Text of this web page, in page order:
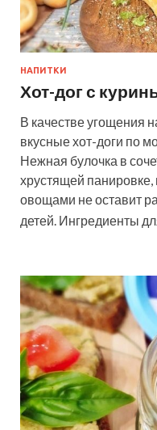
НАПИТКИ
Хот-дог с
В качестве угощения
вкусные хот-доги по
Нежная булочка в
хрустящей
овощами не оставит
детей. Ингредиенты